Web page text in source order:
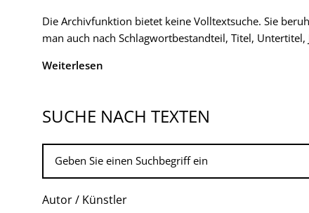
Die Archivfunktion bietet keine Volltextsuche. Sie
man auch nach Schlagwortbestandteil, Titel,
Weiterlesen
SUCHE NACH TEXTEN
Autor / Künstler